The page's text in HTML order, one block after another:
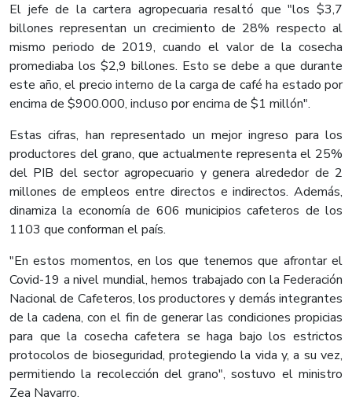
El jefe de la cartera agropecuaria resaltó que "los $3,7
billones representan un crecimiento de 28% respecto al
mismo periodo de 2019, cuando el valor de la cosecha
promediaba los $2,9 billones. Esto se debe a que durante
este año, el precio interno de la carga de café ha estado por
encima de $900.000, incluso por encima de $1 millón".
Estas cifras, han representado un mejor ingreso para los
productores del grano, que actualmente representa el 25%
del PIB del sector agropecuario y genera alrededor de 2
millones de empleos entre directos e indirectos. Además,
dinamiza la economía de 606 municipios cafeteros de los
1103 que conforman el país.
"En estos momentos, en los que tenemos que afrontar el
Covid-19 a nivel mundial, hemos trabajado con la Federación
Nacional de Cafeteros, los productores y demás integrantes
de la cadena, con el fin de generar las condiciones propicias
para que la cosecha cafetera se haga bajo los estrictos
protocolos de bioseguridad, protegiendo la vida y, a su vez,
permitiendo la recolección del grano", sostuvo el ministro
Zea Navarro.